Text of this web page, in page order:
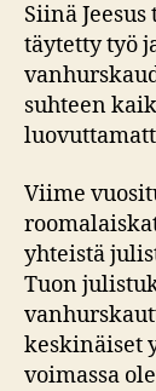
Siinä
täytetty työ
suhteen
Viime
yhteistä
Tuon
keskinäiset
voimassa